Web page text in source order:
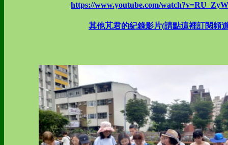
https://www.youtube.com/
其他芃君的紀錄影片(請點這裡訂閱頻